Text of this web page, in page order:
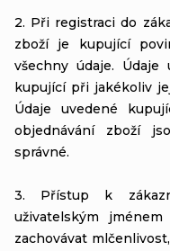
2. Při registraci do
zboží je kupující
všechny údaje.
kupující při jakékoliv
Údaje uvedené
objednávání zboží
správné.
3. Přístup k
uživatelským
zachovávat